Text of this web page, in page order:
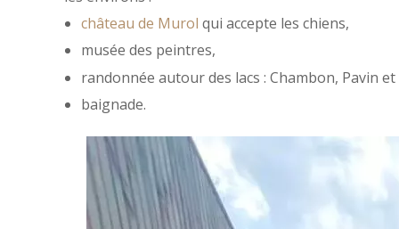
château de Murol qui accepte les chiens,
musée des peintres,
randonnée autour des lacs : Chambon, Pavin et
baignade.